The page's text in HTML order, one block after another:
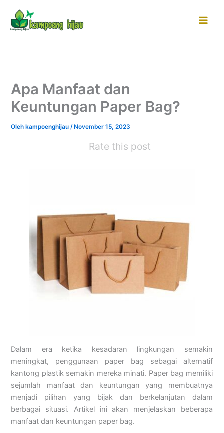
konten
Apa Manfaat dan
Keuntungan Paper Bag?
Oleh kampoenghijau/ November 15, 2023
Rate this post
Dalam era ketika kesadaran lingkungan semakin
meningkat, penggunaan paper bag sebagai alternatif
kantong plastik semakin mereka minati. Paper bag memiliki
sejumlah manfaat dan keuntungan yang membuatnya
menjadi pilihan yang bijak dan berkelanjutan dalam
berbagai situasi. Artikel ini akan menjelaskan beberapa
manfaat dan keuntungan paper bag.